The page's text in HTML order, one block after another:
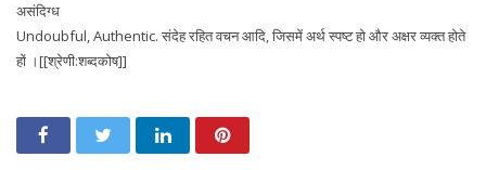
अयोध्या
असंदिग्ध
Undoubful, Authentic. संदेह रहित वचन आदि, जिसमें अर्थ स्पष्ट हो और अक्षर व्यक्त होते
हों ।[[श्रेणी:शब्दकोष]]